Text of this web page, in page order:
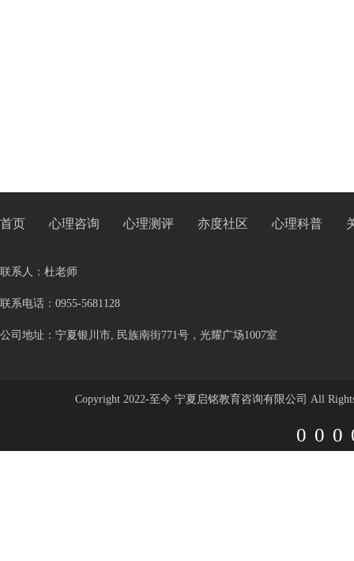
首页 心理咨询 心理测评 亦度社区 心理科普
联系人：杜老师
联系电话：0955-5681128
公司地址：宁夏银川市, 民族南街771号，光耀广场1007室
Copyright 2022-至今 宁夏启铭教育咨询有限公司 All